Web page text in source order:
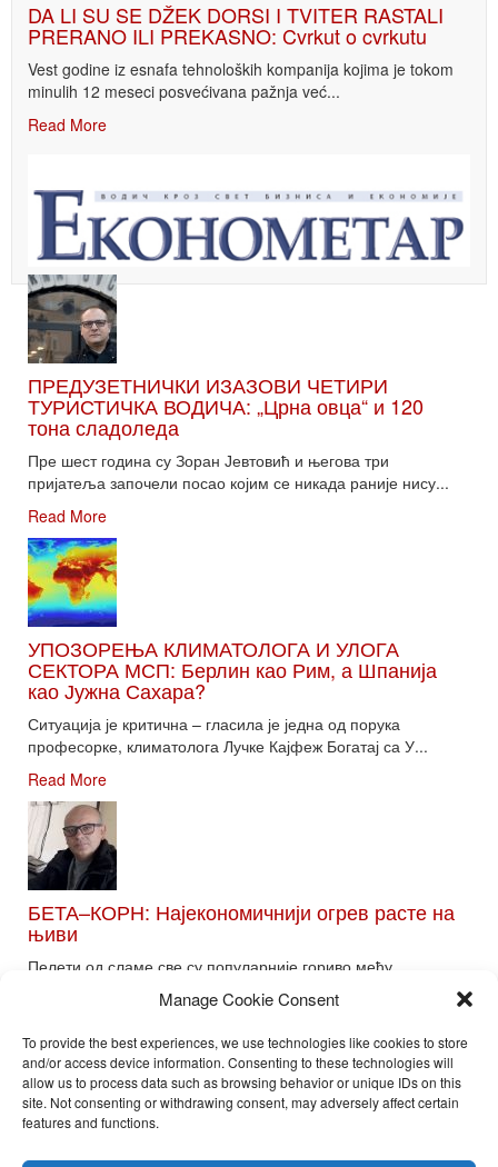
Manage Cookie Consent
To provide the best experiences, we use technologies like cookies to store
and/or access device information. Consenting to these technologies will
allow us to process data such as browsing behavior or unique IDs on this
site. Not consenting or withdrawing consent, may adversely affect certain
features and functions.
DA LI SU SE DŽEK DORSI I TVITER RASTALI
PRERANO ILI PREKASNO: Cvrkut o cvrkutu
Vest godine iz esnafa tehnoloških kompanija kojima je tokom
minulih 12 meseci posvećivana pažnja već...
Read More
ПРЕДУЗЕТНИЧКИ ИЗАЗОВИ ЧЕТИРИ
ТУРИСТИЧКА ВОДИЧА: „Црна овца“ и 120
тона сладоледа
Пре шест година су Зоран Јевтовић и његова три
пријатеља започели посао којим се никада раније нису...
Read More
УПОЗОРЕЊА КЛИМАТОЛОГА И УЛОГА
СЕКТОРА МСП: Берлин као Рим, а Шпанија
као Јужна Сахара?
Ситуација је критична – гласила је једна од порука
професорке, климатолога Лучке Кајфеж Богатај са У...
Read More
БЕТА–КОРН: Најекономичнији огрев расте на
њиви
Пелети од сламе све су популарније гориво међу
потрошачима. Главне препреке већoj производњи овог ог...
Toggle